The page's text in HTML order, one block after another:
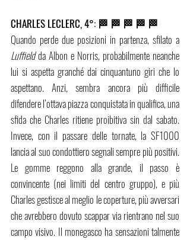
CHARLES LECLERC, 4°: 🏁 🏁 🏁 🏁 🏁
Luffield da Albon e Norris, probabilmente neanche
lui si aspetta granché dai cinquantuno giri che lo
aspettano. Anzi, sembra ancora più difficile
difendere l’ottava piazza conquistata in qualifica, una
sfida che Charles ritiene proibitiva sin dal sabato.
Invece, con il passare delle tornate, la SF1000
lancia al suo condottiero segnali sempre più positivi.
Le gomme reggono alla grande, il passo è
convincente (nei limiti del centro gruppo), e più
Charles gestisce al meglio le coperture, più avversari
che avrebbero dovuto scappar via rientrano nel suo
campo visivo. Il monegasco ha sensazioni talmente